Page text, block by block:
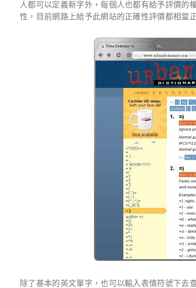
人都可以定義新字外，每個人也都有給予評價的
性，目前網路上給予此網站的正確性評價都相當
除了基本的英文單字，也可以輸入表情符號下去